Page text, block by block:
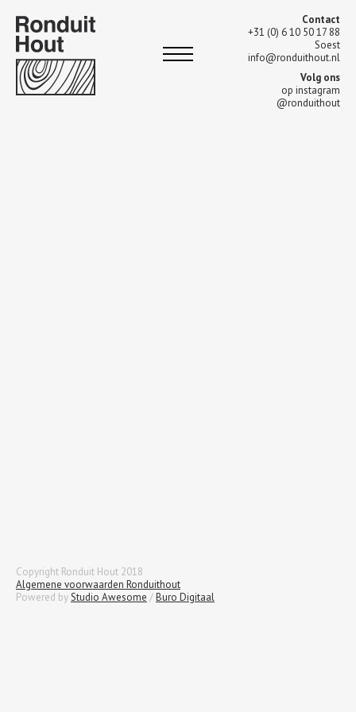
Contact
+31 (0) 6 10 50 17 88
Soest
info@ronduithout.nl
Volg ons
op instagram
@ronduithout
Copyright Ronduit Hout 2018
Algemene voorwaarden Ronduithout
Powered byStudio Awesome /Buro Digitaal